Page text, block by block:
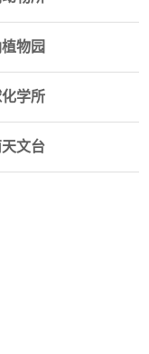
物园
学所
文台